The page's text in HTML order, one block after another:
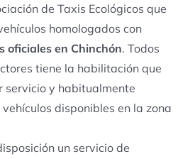
de Taxis Ecológicos que
homologados con
oficiales en Chinchón. Todos
tiene la habilitación que
servicio y habitualmente
disponibles en la zona
un servicio de